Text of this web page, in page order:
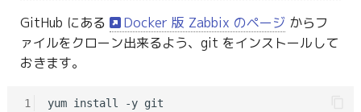
GitHub にある Docker 版 Zabbix のページ からフ
ァイルをクローン出来るよう、git をインストールして
おきます。
1